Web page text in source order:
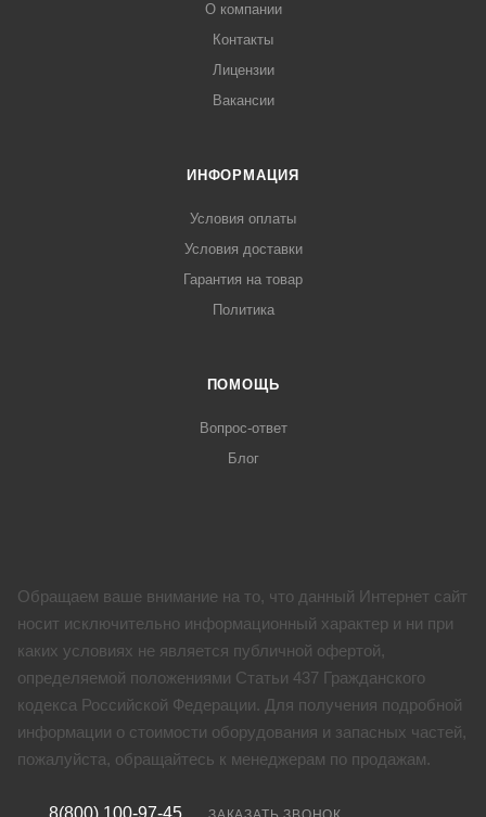
О компании
Контакты
Лицензии
Вакансии
ИНФОРМАЦИЯ
Условия оплаты
Условия доставки
Гарантия на товар
Политика
ПОМОЩЬ
Вопрос-ответ
Блог
Обращаем ваше внимание на то, что данный Интернет сайт
носит исключительно информационный характер и ни при
каких условиях не является публичной офертой,
определяемой положениями Статьи 437 Гражданского
кодекса Российской Федерации. Для получения подробной
информации о стоимости оборудования и запасных частей,
пожалуйста, обращайтесь к менеджерам по продажам.
8(800) 100-97-45